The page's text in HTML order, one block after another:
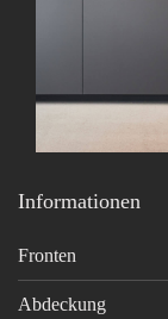
Informationen
Fronten
Abdeckung